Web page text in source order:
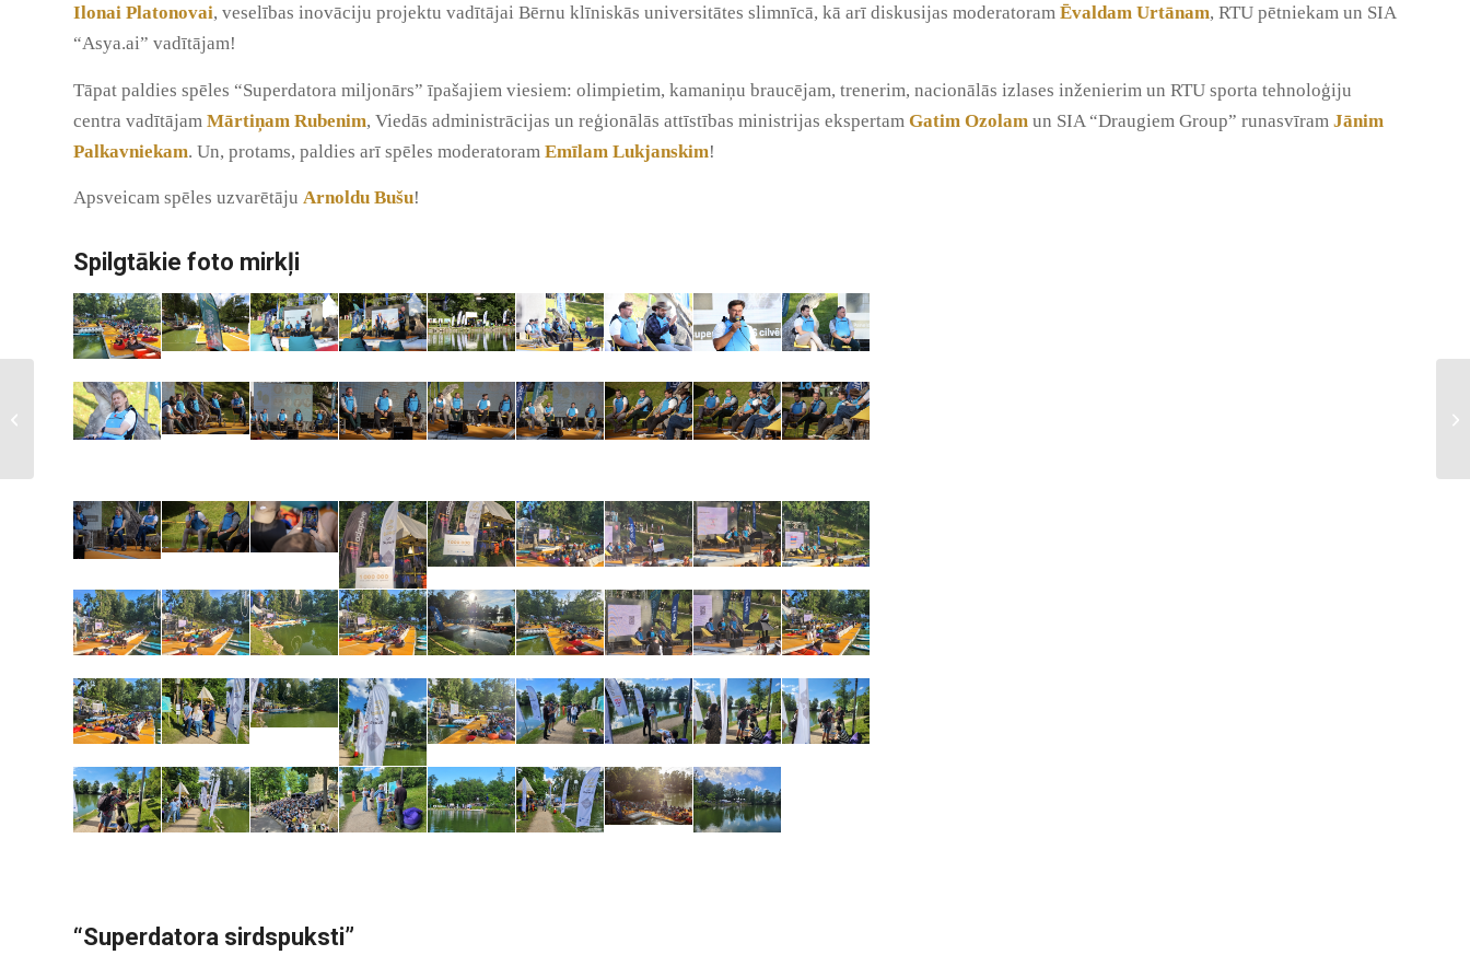
Ilonai Platonovai, veselības inovāciju projektu vadītājai Bērnu klīniskās universitātes slimnīcā, kā arī diskusijas moderatoram Ēvaldam Urtānam, RTU pētniekam un SIA
“Asya.ai” vadītājam!
Tāpat paldies spēles “Superdatora miljonārs” īpašajiem viesiem: olimpietim, kamaniņu braucējam, trenerim, nacionālās izlases inženierim un RTU sporta tehnoloģiju
centra vadītājam Mārtiņam Rubenim, Viedās administrācijas un reģionālās attīstības ministrijas ekspertam Gatim Ozolam un SIA “Draugiem Group” runasvīram Jānim
Palkavniekam. Un, protams, paldies arī spēles moderatoram Emīlam Lukjanskim!
Apsveicam spēles uzvarētāju Arnoldu Bušu!
Spilgtākie foto mirkļi
“Superdatora sirdspuksti”
Uzzini par superdatoriem
Liepājas pludmalē
Summer Un-rest 2024